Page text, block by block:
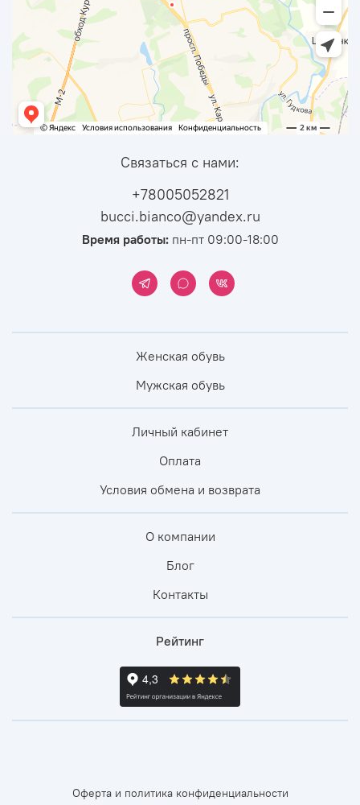
Связаться с нами:
+78005052821
bucci.bianco@yandex.ru
Время работы:пн-пт 09:00-18:00
Женская обувь
Мужская обувь
Личный кабинет
Оплата
Условия обмена и возврата
О компании
Блог
Контакты
Рейтинг
Оферта и политика конфиденциальности